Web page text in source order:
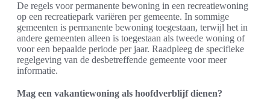
De regels voor permanente bewoning in een recreatiewoning
op een recreatiepark variëren per gemeente. In sommige
gemeenten is permanente bewoning toegestaan, terwijl het in
andere gemeenten alleen is toegestaan als tweede woning of
voor een bepaalde periode per jaar. Raadpleeg de specifieke
regelgeving van de desbetreffende gemeente voor meer
informatie.
Mag een vakantiewoning als hoofdverblijf dienen?